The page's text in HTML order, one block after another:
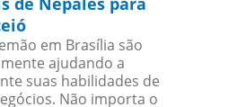
em Brasília são
ajudando a
suas habilidades de
Não importa o